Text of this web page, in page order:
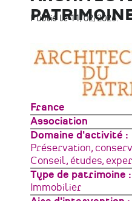
Publié le 11/02/2026.
Zone
géographique
France
Type
de
structure
Association
Domaine d'activité
Préservation,
Conseil, études,
Type de patrimoine
Immobilier